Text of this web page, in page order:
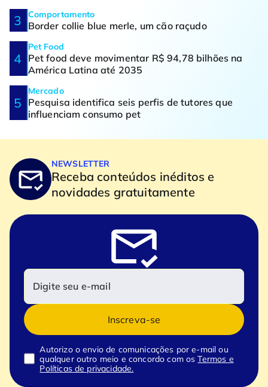
Comportamento
Border collie blue merle, um cão raçudo
Pet Food
Pet food deve movimentar R$ 94,78 bilhões na
América Latina até 2035
Mercado
Pesquisa identifica seis perfis de tutores que
influenciam consumo pet
NEWSLETTER
Receba conteúdos inéditos e
novidades gratuitamente
Inscreva-se
Autorizo o envio de comunicações por e-mail ou
qualquer outro meio e concordo com osTermos e
Políticas de privacidade.